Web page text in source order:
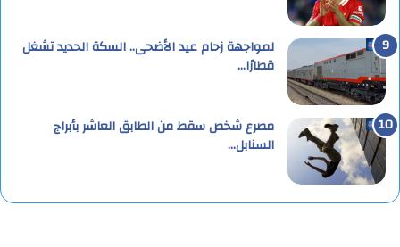
لمواجهة زحام عيد الأضحى.. السكة الحديد تشغل
قطارًا…
مصرع شخص سقط من الطابق العاشر بأبراج
السنابل…